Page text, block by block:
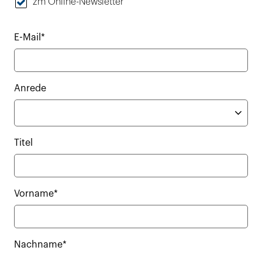
zm Online-Newsletter
E-Mail*
Anrede
Titel
Vorname*
Nachname*